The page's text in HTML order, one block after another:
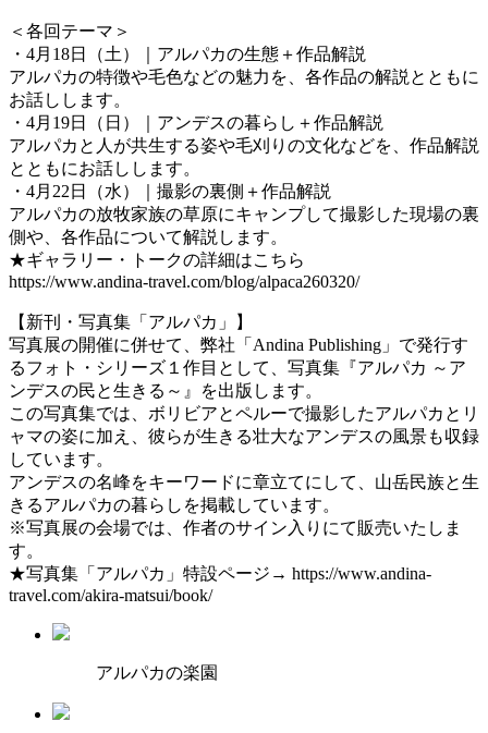
＜各回テーマ＞
・4月18日（土）｜アルパカの生態＋作品解説
アルパカの特徴や毛色などの魅力を、各作品の解説とともに
お話しします。
・4月19日（日）｜アンデスの暮らし＋作品解説
アルパカと人が共生する姿や毛刈りの文化などを、作品解説
とともにお話しします。
・4月22日（水）｜撮影の裏側＋作品解説
アルパカの放牧家族の草原にキャンプして撮影した現場の裏
側や、各作品について解説します。
★ギャラリー・トークの詳細はこちら
https://www.andina-travel.com/blog/alpaca260320/
【新刊・写真集「アルパカ」】
写真展の開催に併せて、弊社「Andina Publishing」で発行す
るフォト・シリーズ１作目として、写真集『アルパカ ～ア
ンデスの民と生きる～』を出版します。
この写真集では、ボリビアとペルーで撮影したアルパカとリ
ャマの姿に加え、彼らが生きる壮大なアンデスの風景も収録
しています。
アンデスの名峰をキーワードに章立てにして、山岳民族と生
きるアルパカの暮らしを掲載しています。
※写真展の会場では、作者のサイン入りにて販売いたしま
す。
★写真集「アルパカ」特設ページ→ https://www.andina-
travel.com/akira-matsui/book/
アルパカの楽園